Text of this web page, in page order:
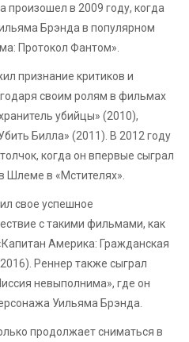
произошел в 2009 году, когда
Брэнда в популярном
Протокол Фантом».
признание критиков и
своим ролям в фильмах
убийцы» (2010),
Билла» (2011). В 2012 году
когда он впервые сыграл
Шлеме в «Мстителях».
свое успешное
с такими фильмами, как
Америка: Гражданская
Реннер также сыграл
невыполнима», где он
Уильяма Брэнда.
продолжает сниматься в